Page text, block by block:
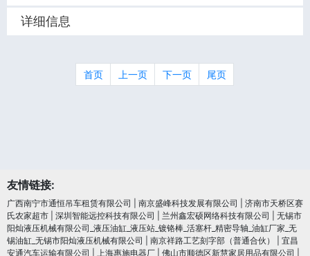
详细信息
首页 上一页 下一页 尾页
友情链接:
广西南宁市通恒吊车租赁有限公司 南京盛峰科技发展有限公司
济南市天桥区赛
氏农家超市
深圳智能远控科技有限公司 兰州鑫宏硕网络科技有限公司
无锡市
阳灿液压机械有限公司_液压油缸_液压站_镀铬棒_活塞杆_精密导轴_油缸厂家_无
锡油缸_无锡市阳灿液压机械有限公司
南京祥路工艺刻字部（普通合伙）
宜昌
安通汽车运输有限公司
上海惠施电器厂 佛山市顺德区新慧家居用品有限公司